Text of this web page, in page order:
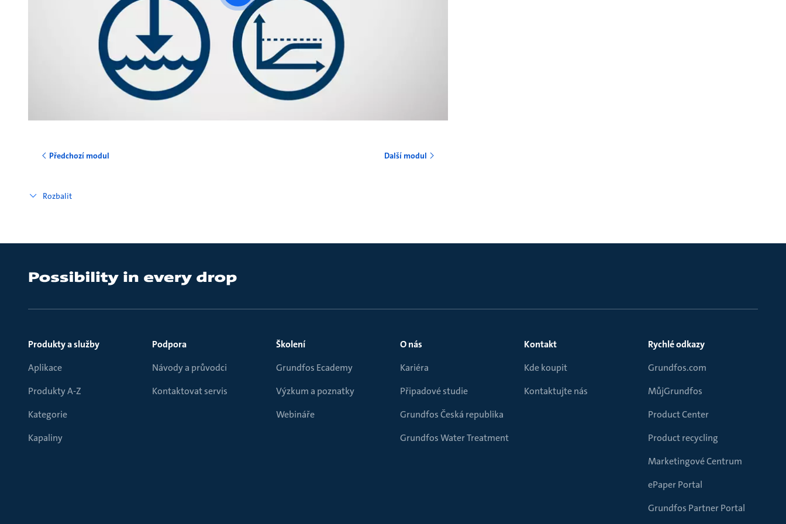
video
Předchozí modul Další modul
Rozbalit
Produkty a služby
Aplikace
Produkty A-Z
Kategorie
Kapaliny
Podpora
Návody a průvodci
Kontaktovat servis
Školení
Grundfos Ecademy
Výzkum a poznatky
Webináře
O nás
Kariéra
Připadové studie
Grundfos Česká republika
Grundfos Water Treatment
Kontakt
Kde koupit
Kontaktujte nás
Rychlé odkazy
Grundfos.com
MůjGrundfos
Product Center
Product recycling
Marketingové Centrum
ePaper Portal
Grundfos Partner Portal